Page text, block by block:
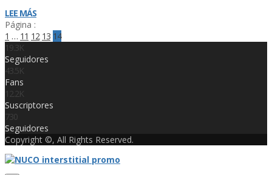
LEE MÁS
Página :
1 … 11 12 13 14
19.3K
Seguidores
43.5K
Fans
12.2K
Suscriptores
730
Seguidores
Copyright ©, All Rights Reserved.